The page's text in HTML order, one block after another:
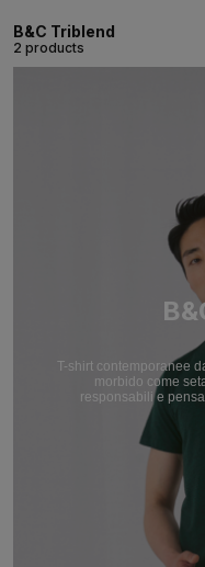
B&C Triblend
2 products
T-shirt contemporanee
morbido come
responsabili e